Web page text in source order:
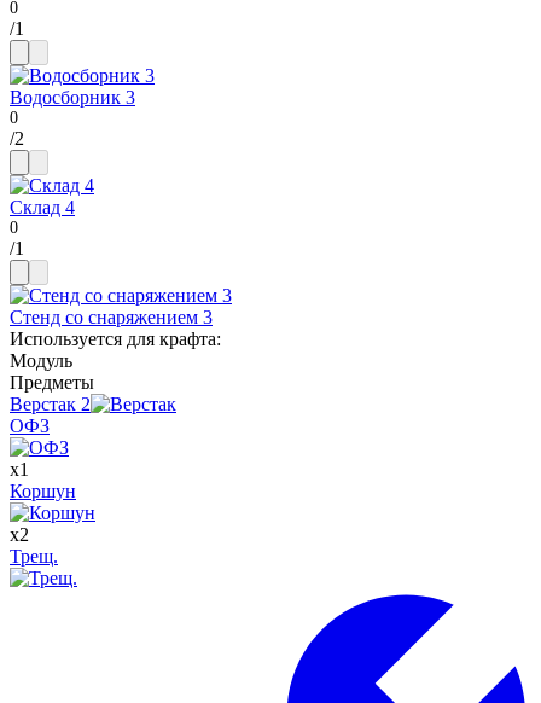
/1
Водосборник 3
/2
Склад 4
/1
Стенд со снаряжением 3
Используется для крафта:
Модуль
Предметы
Верстак 2
ОФЗ
x1
Коршун
x2
Трещ.